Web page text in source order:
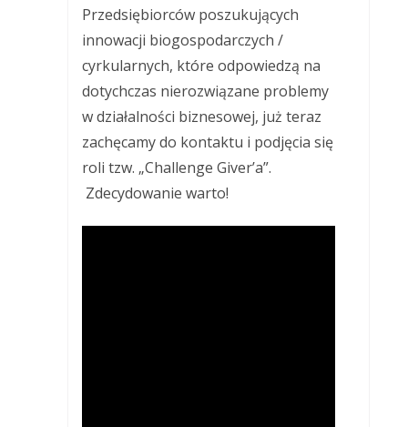
Przedsiębiorców poszukujących
innowacji biogospodarczych /
cyrkularnych, które odpowiedzą na
dotychczas nierozwiązane problemy
w działalności biznesowej, już teraz
zachęcamy do kontaktu i podjęcia się
roli tzw. „Challenge Giver’a”.
Zdecydowanie warto!